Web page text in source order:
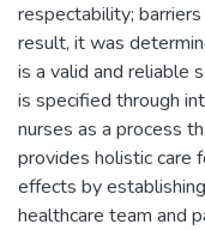
respectability;
result, it was
is a valid and reliable
is specified through
nurses as a process
provides holistic care
effects by
healthcare team and